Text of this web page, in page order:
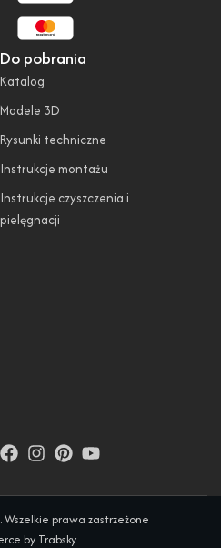
Do pobrania
Katalog
Modele 3D
Rysunki techniczne
Instrukcje montażu
Instrukcje czyszczenia i
pielęgnacji
prawa zastrzeżone
by Trabsky